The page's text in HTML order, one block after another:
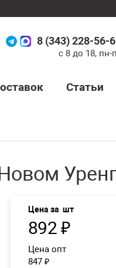
Цена за шт
892 ₽
Цена опт
847 ₽
8 (343) 228-56-
с 8 до 18, пн-
Статьи